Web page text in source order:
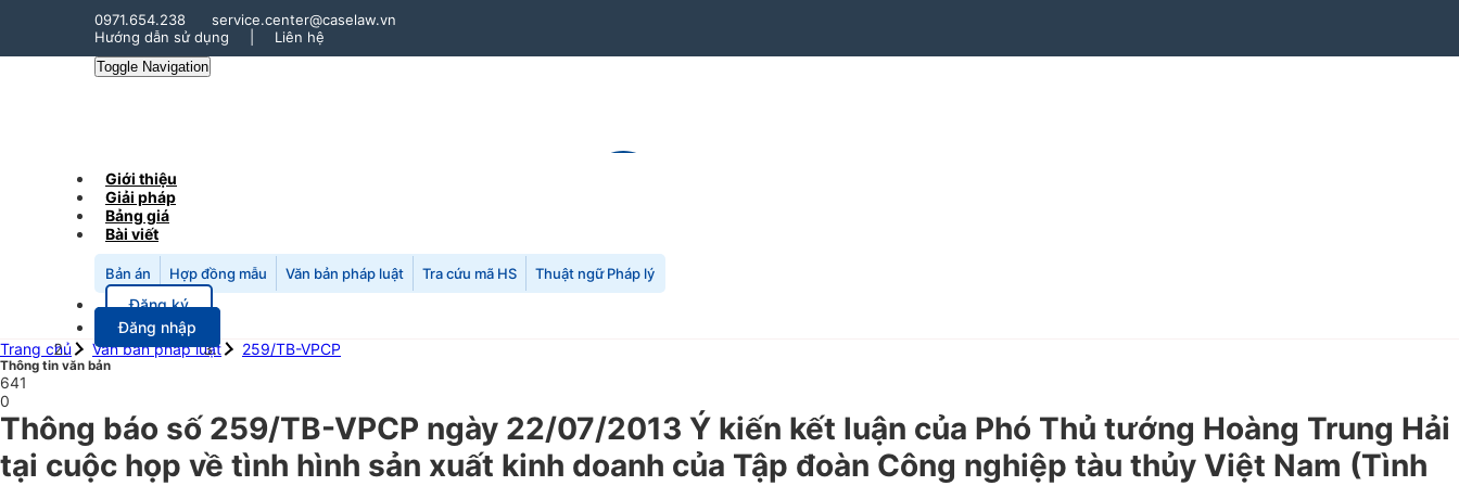
0971.654.238
service.center@caselaw.vn
Hướng dẫn sử dụng
Liên hệ
Toggle Navigation
Giới thiệu
Giải pháp
Bảng giá
Bài viết
Bản án Hợp đồng mẫu Văn bản pháp luật Tra cứu mã HS Thuật ngữ Pháp lý
Đăng ký
Đăng nhập
Trang chủ
Văn bản pháp luật 259/TB-VPCP
Thông tin văn bản
641
0
Thông báo số 259/TB-VPCP ngày 22/07/2013 Ý kiến kết luận của Phó Thủ tướng Hoàng Trung Hải
tại cuộc họp về tình hình sản xuất kinh doanh của Tập đoàn Công nghiệp tàu thủy Việt Nam (Tình